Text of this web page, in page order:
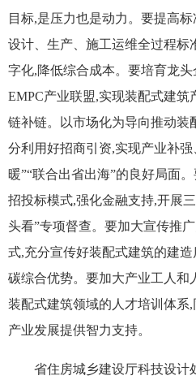
目标,是压力也是动力。要提高
设计、生产、施工运维全过程标
字化,降低综合成本。要培育龙
EMPC产业联盟,实现装配式建筑
链补链。以市场化为导向推动装
分利用好招商引资,实现产业补
暖”“联合出省出海”的良好局面
招投标模式,强化金融支持,开展
头看”专项督查。要加大宣传推
式,充分宣传好装配式建筑的建
碳综合优势。要加大产业工人和
装配式建筑领域的人才培训体系
产业发展提供智力支持。
省住房城乡建设厅科技设计处